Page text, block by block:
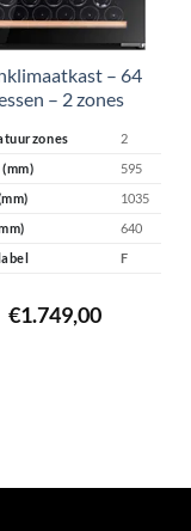
– 64
– 2 zones
2
595
1035
640
F
€1.749,00